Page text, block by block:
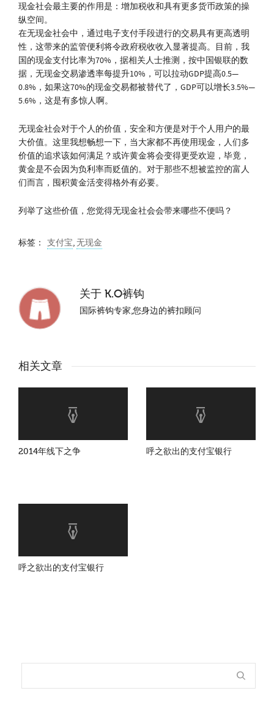
现金社会最主要的作用是：增加税收和具有更多货币政策的操
纵空间。
在无现金社会中，通过电子支付手段进行的交易具有更高透明
性，这带来的监管便利将令政府税收收入显著提高。目前，我
国的现金支付比率为70%，据相关人士推测，按中国银联的数
据，无现金交易渗透率每提升10%，可以拉动GDP提高0.5—
0.8%，如果这70%的现金交易都被替代了，GDP可以增长3.5%—
5.6%，这是有多惊人啊。
无现金社会对于个人的价值，安全和方便是对于个人用户的最
大价值。这里我想畅想一下，当大家都不再使用现金，人们多
价值的追求该如何满足？或许黄金将会变得更受欢迎，毕竟，
黄金是不会因为负利率而贬值的。对于那些不想被监控的富人
们而言，囤积黄金活变得格外有必要。
列举了这些价值，您觉得无现金社会会带来哪些不便吗？
标签： 支付宝,无现金
关于 K.O裤钩
国际裤钩专家,您身边的裤扣顾问
相关文章
2014年线下之争 呼之欲出的支付宝银行
呼之欲出的支付宝银行